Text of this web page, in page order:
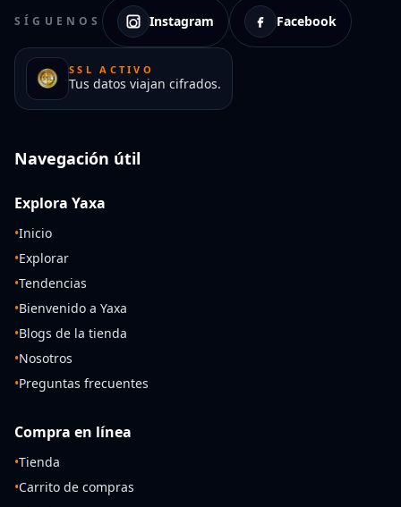
SÍGUENOS Instagram Facebook
SSL ACTIVO
Tus datos viajan cifrados.
Navegación útil
Explora Yaxa
•Inicio
•Explorar
•Tendencias
•Bienvenido a Yaxa
•Blogs de la tienda
•Nosotros
•Preguntas frecuentes
Compra en línea
•Tienda
•Carrito de compras